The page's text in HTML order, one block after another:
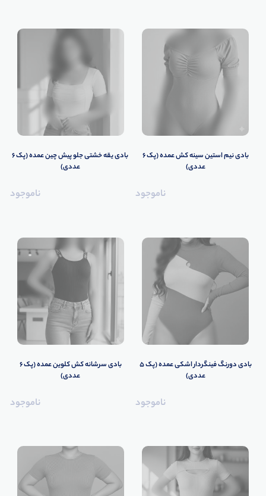
️بادی نیم استین سینه کش عمده (پک 6
عددی)️
ناموجود
️ بادی یقه خشتی جلو پیش چین عمده (پک 6
عددی)️
ناموجود
️بادی دورنگ فینگردار اشکی عمده (پک 5
عددی)
ناموجود
️بادی سرشانه کش کلوین عمده (پک 6
عددی)
ناموجود